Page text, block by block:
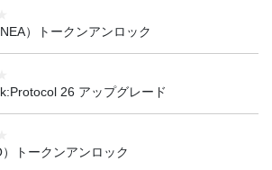
）トークンアンロック
26 アップグレード
トークンアンロック